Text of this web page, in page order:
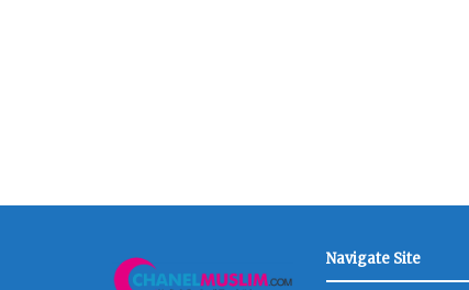
Navigate Site